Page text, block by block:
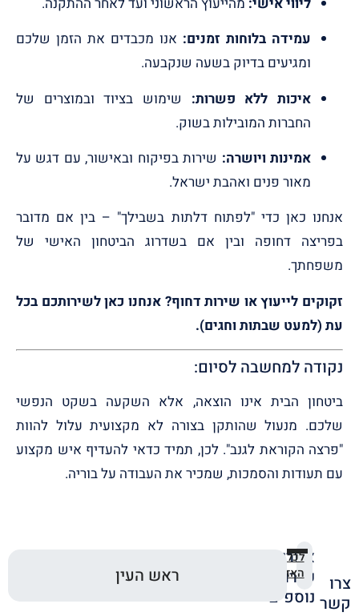
עמידה בלוחות זמנים: אנו מכבדים את הזמן שלכם
ומגיעים בדיוק בשעה שנקבעה.
איכות ללא פשרות: שימוש בציוד ובמוצרים של
החברות המובילות בשוק.
אמינות ויושרה: שירות בפיקוח ובאישור, עם דגש על
מאור פנים ואהבת ישראל.
אנחנו כאן כדי "לפתוח דלתות בשבילך" – בין אם מדובר
בפריצה דחופה ובין אם בשדרוג הביטחון האישי של
משפחתך.
זקוקים לייעוץ או שירות דחוף? אנחנו כאן לשירותכם בכל
עת (למעט שבתות וחגים).
נקודה למחשבה לסיום:
ביטחון הבית אינו הוצאה, אלא השקעה בשקט הנפשי
שלכם. מנעול שהותקן בצורה לא מקצועית עלול להוות
"פרצה הקוראת לגנב". לכן, תמיד כדאי להעדיף איש מקצוע
עם תעודות והסמכות, שמכיר את העבודה על בוריה.
צרו
קשר
אזורי
שירות
נוספים
לכל
האזורים
ראש העין